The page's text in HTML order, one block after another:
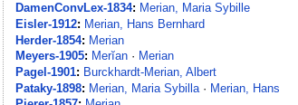
DamenConvLex-1834: Merian, Maria Sybille
Eisler-1912: Merian, Hans Bernhard
Herder-1854: Merian
Meyers-1905: Merĭan · Merian
Pagel-1901: Burckhardt-Merian, Albert
Pataky-1898: Merian, Maria Sybilla · Merian, Hans